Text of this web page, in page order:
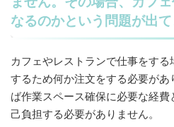
なるのかという問題が出て
カフェやレストランで仕事をす
するため何か注文をする必要が
ば作業スペース確保に必要な経
己負担する必要がありません。